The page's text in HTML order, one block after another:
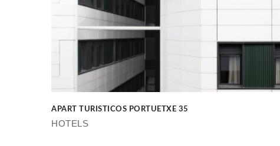
APART TURISTICOS PORTUETXE 35
HOTELS